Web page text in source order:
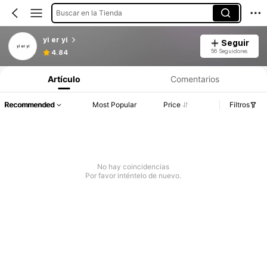
Buscar en la Tienda
yi er yi
4.84
Seguir
56 Seguidores
Artículo Comentarios
Recommended Most Popular Price Filtros
No hay coincidencias
Por favor inténtelo de nuevo.